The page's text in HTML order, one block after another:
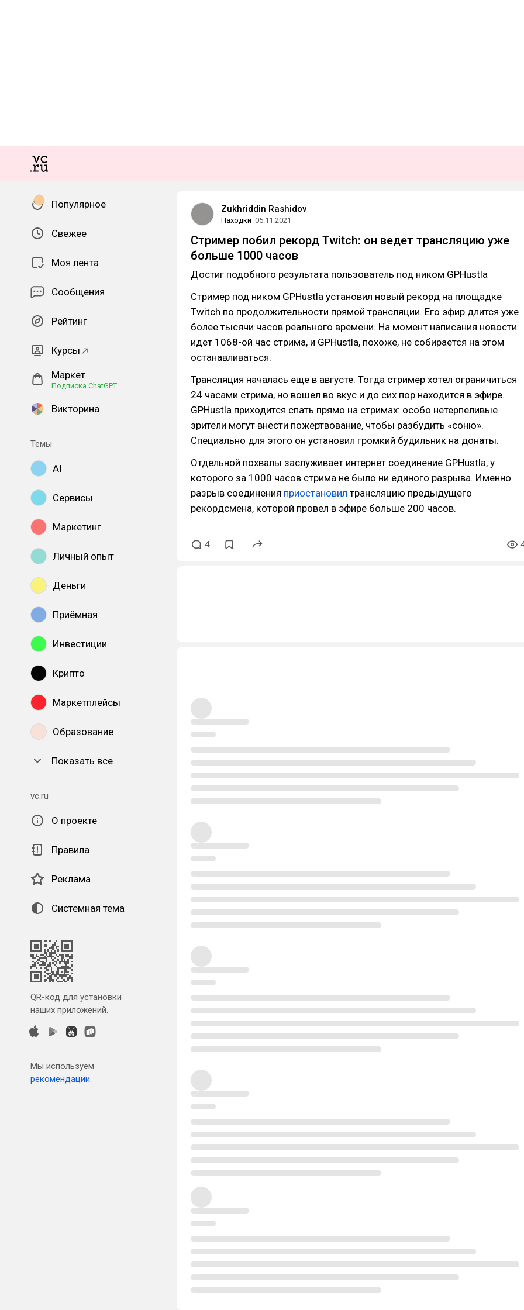
Популярное
Свежее
Моя лента
Сообщения
Рейтинг
Курсы
Маркет
Подписка ChatGPT
Викторина
Темы
AI
Сервисы
Маркетинг
Личный опыт
Деньги
Приёмная
Инвестиции
Крипто
Маркетплейсы
Образование
Показать все
vc.ru
О проекте
Правила
Реклама
Системная тема
QR-код для установки
наших приложений.
Мы используем
рекомендации.
Zukhriddin Rashidov
Находки 05.11.2021
Стример побил рекорд Twitch: он ведет трансляцию уже
больше 1000 часов
Достиг подобного результата пользователь под ником GPHustla
Стример под ником GPHustla установил новый рекорд на площадке
Twitch по продолжительности прямой трансляции. Его эфир длится уже
более тысячи часов реального времени. На момент написания новости
идет 1068-ой час стрима, и GPHustla, похоже, не собирается на этом
останавливаться.
Трансляция началась еще в августе. Тогда стример хотел ограничиться
24 часами стрима, но вошел во вкус и до сих пор находится в эфире.
GPHustla приходится спать прямо на стримах: особо нетерпеливые
зрители могут внести пожертвование, чтобы разбудить «соню».
Специально для этого он установил громкий будильник на донаты.
Отдельной похвалы заслуживает интернет соединение GPHustla, у
которого за 1000 часов стрима не было ни единого разрыва. Именно
разрыв соединения приостановил трансляцию предыдущего
рекордсмена, которой провел в эфире больше 200 часов.
4